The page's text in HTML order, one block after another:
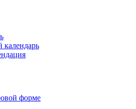
календарь
форме